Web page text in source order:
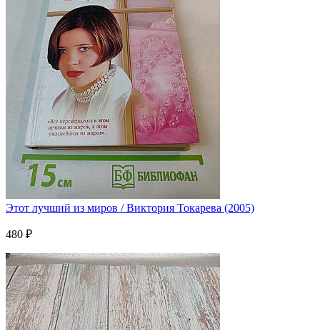
Этот лучший из миров / Виктория Токарева (2005)
480 ₽